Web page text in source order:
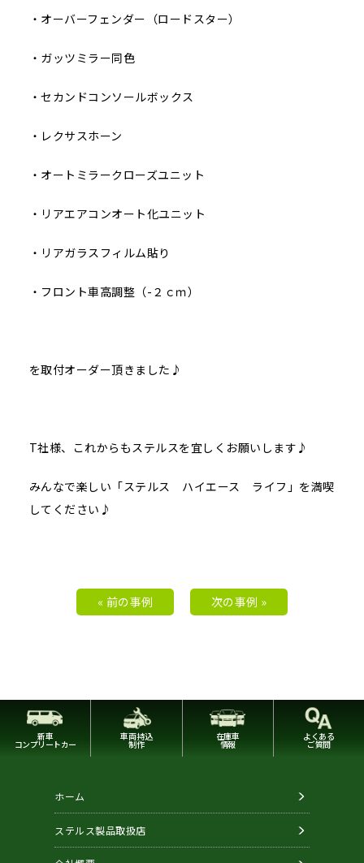
・オーバーフェンダー（ロードスター）
・ガッツミラー同色
・セカンドコンソールボックス
・レクサスホーン
・オートミラークローズユニット
・リアエアコンオート化ユニット
・リアガラスフィルム貼り
・フロント車高調整（-２ｃｍ）
を取付オーダー頂きました♪
T社様、これからもステルスを宜しくお願いします♪
みんなで楽しい「ステルス ハイエース ライフ」を満喫
してください♪
« 前の事例 次の事例 »
新車
コンプリートカー
車両持込
制作
在庫車
情報
よくある
ご質問
ホーム
ステルス製品取扱店